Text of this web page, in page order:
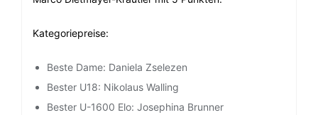
Kategoriepreise:
Beste Dame: Daniela Zselezen
Bester U18: Nikolaus Walling
Bester U-1600 Elo: Josephina Brunner